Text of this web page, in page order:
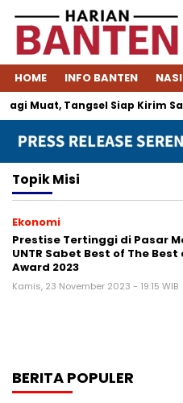
HOME INFO BANTEN
Muat, Tangsel Siap Kirim
TopikMisi
Ekonomi
Prestise Tertinggi di Pasar
UNTR Sabet Best of The Best
Award 2023
Kamis, 23 November 2023 - 19:15 WIB
BERITA POPULER